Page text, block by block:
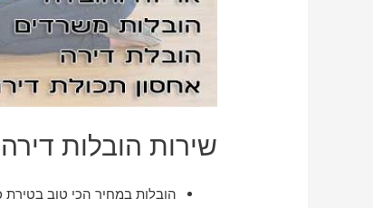
שירות הובלות
הובלות במחיר הכי טוב בטירת